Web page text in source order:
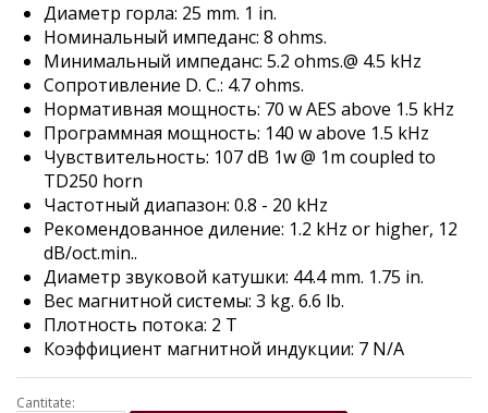
the
images
gallery
Диаметр горла: 25 mm. 1 in.
Номинальный импеданс: 8 ohms.
Минимальный импеданс: 5.2 ohms.@ 4.5 kHz
Сопротивление D. C.: 4.7 ohms.
Нормативная мощность: 70 w AES above 1.5 kHz
Программная мощность: 140 w above 1.5 kHz
Чувствительность: 107 dB 1w @ 1m coupled to
TD250 horn
Частотный диапазон: 0.8 - 20 kHz
Рекомендованное диление: 1.2 kHz or higher, 12
dB/oct.min..
Диаметр звуковой катушки: 44.4 mm. 1.75 in.
Вес магнитной системы: 3 kg. 6.6 lb.
Плотность потока: 2 T
Коэффициент магнитной индукции: 7 N/A
Cantitate: